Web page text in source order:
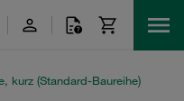
kurz (Standard-Baureihe)